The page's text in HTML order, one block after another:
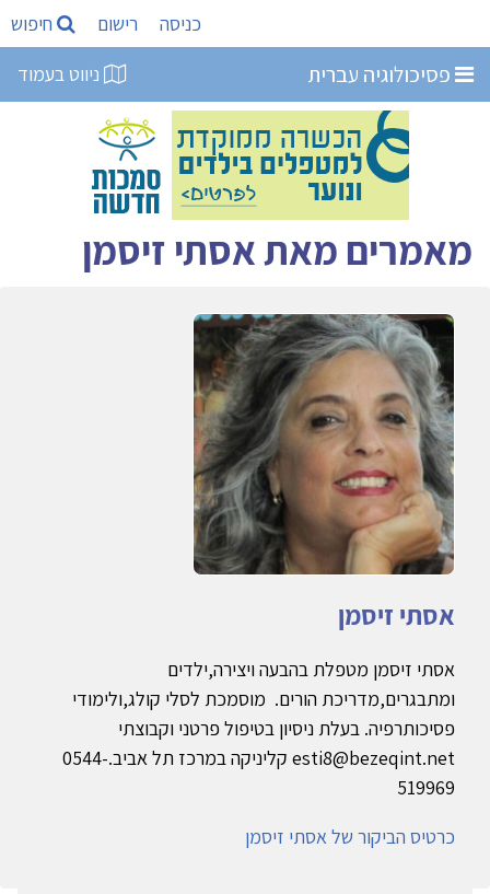
כניסה רישום חיפוש
פסיכולוגיה עברית ניווט בעמוד
מאמרים מאת אסתי זיסמן
אסתי זיסמן
אסתי זיסמן מטפלת בהבעה ויצירה,ילדים
ומתבגרים,מדריכת הורים. מוסמכת לסלי קולג,ולימודי
פסיכותרפיה. בעלת ניסיון בטיפול פרטני וקבוצתי
esti8@bezeqint.net קליניקה במרכז תל אביב.0544-
519969
כרטיס הביקור של אסתי זיסמן